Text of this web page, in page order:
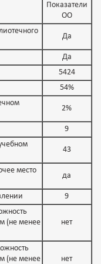
Показатели
ОО
Да
Да
5424
54%
2%
9
43
место
да
9
(не менее
нет
(не менее
нет